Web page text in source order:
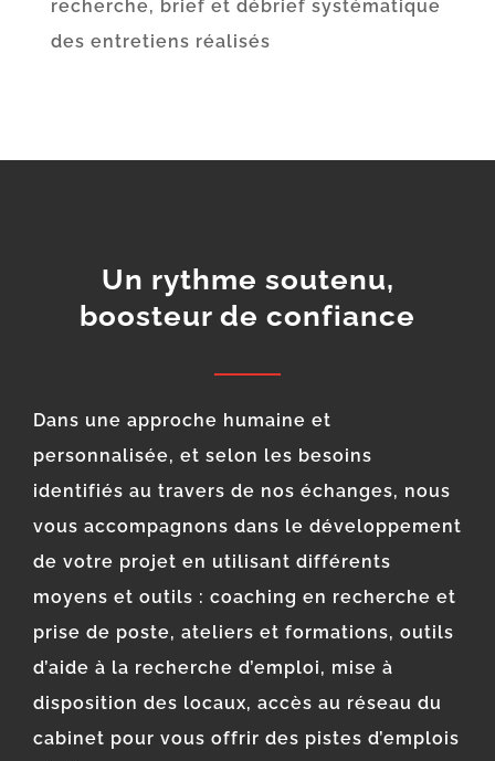
recherche, brief et débrief systématique
des entretiens réalisés
Un rythme soutenu,
boosteur de confiance
Dans une approche humaine et
personnalisée, et selon les besoins
identifiés au travers de nos échanges, nous
vous accompagnons dans le développement
de votre projet en utilisant différents
moyens et outils : coaching en recherche et
prise de poste, ateliers et formations, outils
d’aide à la recherche d’emploi, mise à
disposition des locaux, accès au réseau du
cabinet pour vous offrir des pistes d’emplois